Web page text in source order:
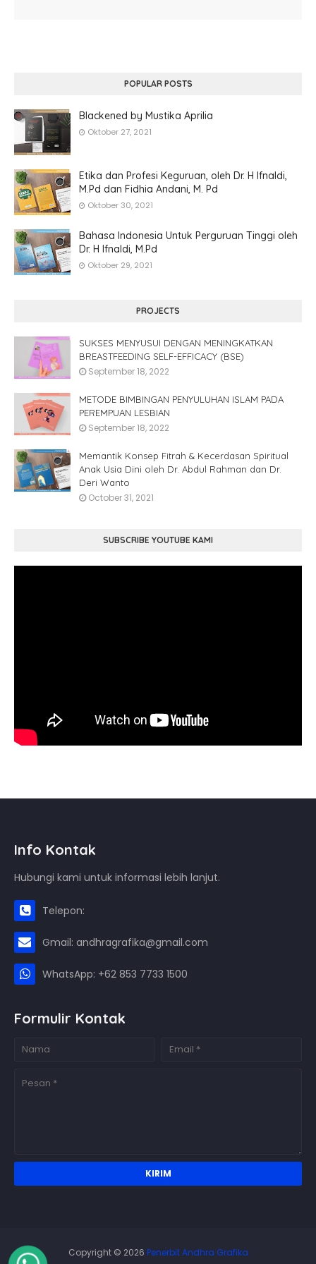
POPULAR POSTS
Blackened by Mustika Aprilia
Oktober 27, 2021
Etika dan Profesi Keguruan, oleh Dr. H Ifnaldi,
M.Pd dan Fidhia Andani, M. Pd
Oktober 30, 2021
Bahasa Indonesia Untuk Perguruan Tinggi oleh
Dr. H Ifnaldi, M.Pd
Oktober 29, 2021
PROJECTS
SUKSES MENYUSUI DENGAN MENINGKATKAN
BREASTFEEDING SELF-EFFICACY (BSE)
September 18, 2022
METODE BIMBINGAN PENYULUHAN ISLAM PADA
PEREMPUAN LESBIAN
September 18, 2022
Memantik Konsep Fitrah & Kecerdasan Spiritual
Anak Usia Dini oleh Dr. Abdul Rahman dan Dr.
Deri Wanto
October 31, 2021
SUBSCRIBE YOUTUBE KAMI
Info Kontak
Hubungi kami untuk informasi lebih lanjut.
Telepon:
Gmail: andhragrafika@gmail.com
WhatsApp: +62 853 7733 1500
Formulir Kontak
Copyright © 2026 Penerbit Andhra Grafika